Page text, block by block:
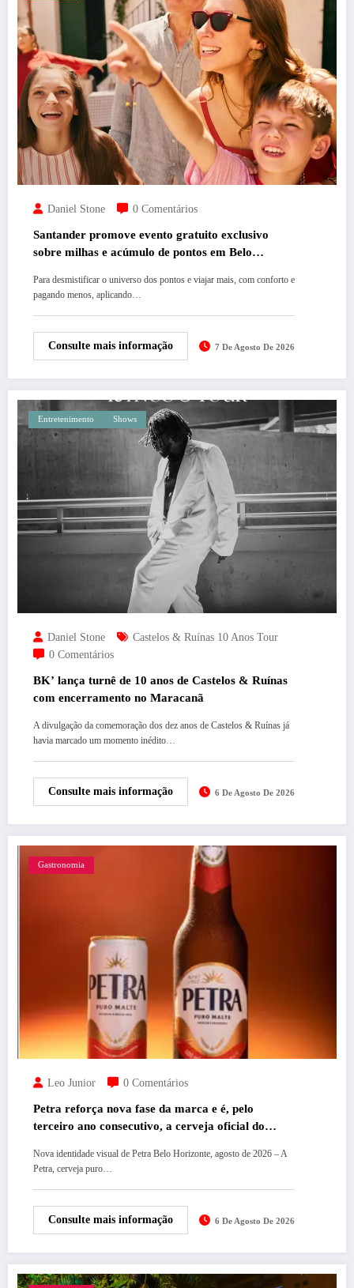
Daniel Stone 0 Comentários
Santander promove evento gratuito exclusivo
sobre milhas e acúmulo de pontos em Belo
Para desmistificar o universo dos pontos e viajar mais, com conforto e
pagando menos, aplicando…
Consulte mais informação 7 De Agosto De 2026
Entretenimento Shows
Daniel Stone
Castelos & Ruínas 10 Anos Tour
0 Comentários
BK’ lança turnê de 10 anos de Castelos & Ruínas
com encerramento no Maracanã
A divulgação da comemoração dos dez anos de Castelos & Ruínas já
havia marcado um momento inédito…
Consulte mais informação 6 De Agosto De 2026
Gastronomia
Leo Junior 0 Comentários
Petra reforça nova fase da marca e é, pelo
terceiro ano consecutivo, a cerveja oficial do
Nova identidade visual de Petra Belo Horizonte, agosto de 2026 – A
Petra, cerveja puro…
Consulte mais informação 6 De Agosto De 2026